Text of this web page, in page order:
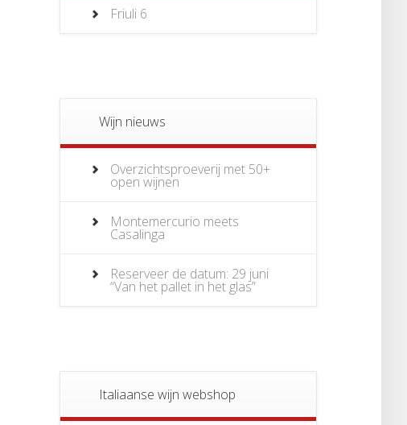
Friuli 6
Wijn nieuws
Overzichtsproeverij met 50+
open wijnen
Montemercurio meets
Casalinga
Reserveer de datum: 29 juni
“Van het pallet in het glas”
Italiaanse wijn webshop